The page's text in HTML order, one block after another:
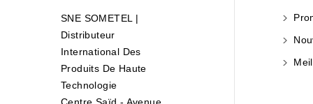
SNE SOMETEL |
Distributeur
International Des
Produits De Haute
Technologie